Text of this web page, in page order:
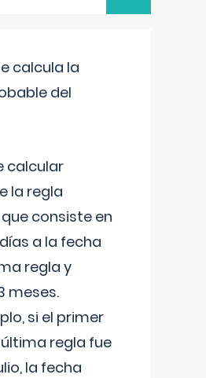
calcula la
del
calcular
la regla
consiste en
a la fecha
regla y
meses.
si el primer
regla fue
la fecha